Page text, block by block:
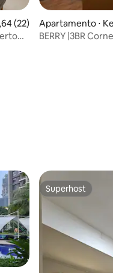
de uma avaliação média
(22)
Apartamento ⋅
elapa Dua
BERRY |3BR
Superhost
Superhost